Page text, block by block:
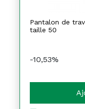
Pantalon de
taille 50
-10,53%